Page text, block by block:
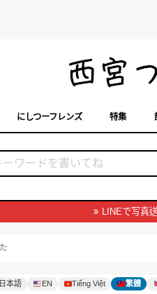
にしつーフレンズ 特集
LINEで写真
日本語 EN Tiếng Việt 繁體